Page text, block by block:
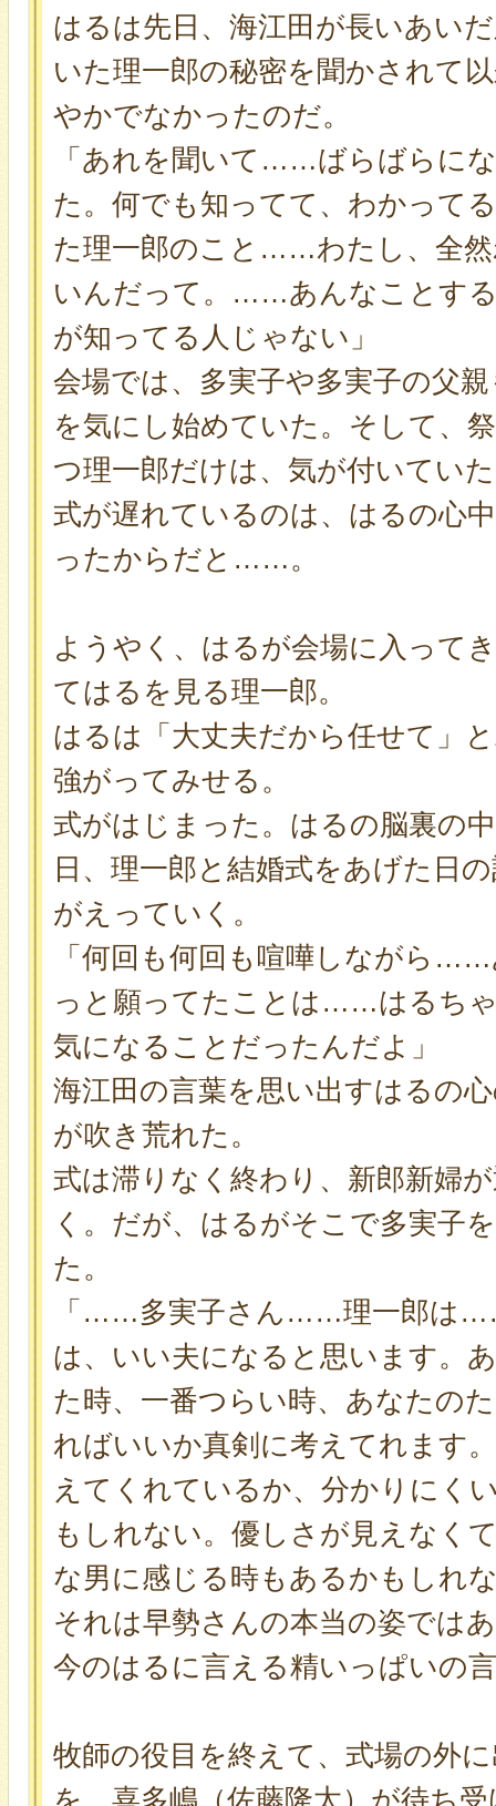
はるは先日、海江田が長いあい
いた理一郎の秘密を聞かされて
やかでなかったのだ。
「あれを聞いて……ばらばらに
た。何でも知ってて、わかって
た理一郎のこと……わたし、全
いんだって。……あんなことす
が知ってる人じゃない」
会場では、多実子や多実子の父
を気にし始めていた。そして、
つ理一郎だけは、気が付いてい
式が遅れているのは、はるの心
ったからだと……。
ようやく、はるが会場に入って
てはるを見る理一郎。
はるは「大丈夫だから任せて」
強がってみせる。
式がはじまった。はるの脳裏の
日、理一郎と結婚式をあげた日
がえっていく。
「何回も何回も喧嘩しながら
っと願ってたことは……はるち
気になることだったんだよ」
海江田の言葉を思い出すはるの
が吹き荒れた。
式は滞りなく終わり、新郎新婦
く。だが、はるがそこで多実子
た。
「……多実子さん……理一郎は
は、いい夫になると思います。
た時、一番つらい時、あなたの
ればいいか真剣に考えてれます
えてくれているか、分かりにく
もしれない。優しさが見えなく
な男に感じる時もあるかもしれ
それは早勢さんの本当の姿では
今のはるに言える精いっぱいの
牧師の役目を終えて、式場の外
を、喜多嶋（佐藤隆太）が待ち